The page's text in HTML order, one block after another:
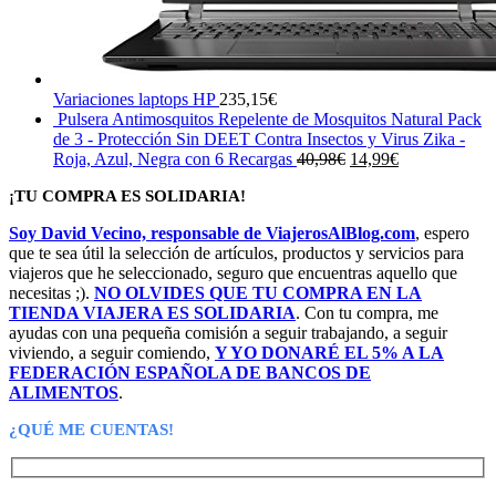
Variaciones laptops HP 235,15€
Pulsera Antimosquitos Repelente de Mosquitos Natural Pack
de 3 - Protección Sin DEET Contra Insectos y Virus Zika -
Roja, Azul, Negra con 6 Recargas 40,98€ El
40,98€.
14,99€El
14,99€.
¡TU COMPRA ES SOLIDARIA!
Soy David Vecino, responsable de ViajerosAlBlog.com, espero
que te sea útil la selección de artículos, productos y servicios para
viajeros que he seleccionado, seguro que encuentras aquello que
necesitas ;). NO OLVIDES QUE TU COMPRA EN LA
TIENDA VIAJERA ES SOLIDARIA. Con tu compra, me
ayudas con una pequeña comisión a seguir trabajando, a seguir
viviendo, a seguir comiendo, Y YO DONARÉ EL 5% A LA
FEDERACIÓN ESPAÑOLA DE BANCOS DE
ALIMENTOS.
¿QUÉ ME CUENTAS!